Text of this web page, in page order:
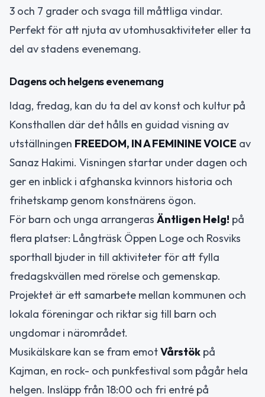
3 och 7 grader och svaga till måttliga vindar.
Perfekt för att njuta av utomhusaktiviteter eller ta
del av stadens evenemang.
Dagens och helgens evenemang
Idag, fredag, kan du ta del av konst och kultur på
Konsthallen där det hålls en guidad visning av
utställningen FREEDOM, IN A FEMININE VOICE av
Sanaz Hakimi. Visningen startar under dagen och
ger en inblick i afghanska kvinnors historia och
frihetskamp genom konstnärens ögon.
För barn och unga arrangeras Äntligen Helg! på
flera platser: Långträsk Öppen Loge och Rosviks
sporthall bjuder in till aktiviteter för att fylla
fredagskvällen med rörelse och gemenskap.
Projektet är ett samarbete mellan kommunen och
lokala föreningar och riktar sig till barn och
ungdomar i närområdet.
Musikälskare kan se fram emotVårstök på
Kajman, en rock- och punkfestival som pågår hela
helgen. Insläpp från 18:00 och fri entré på